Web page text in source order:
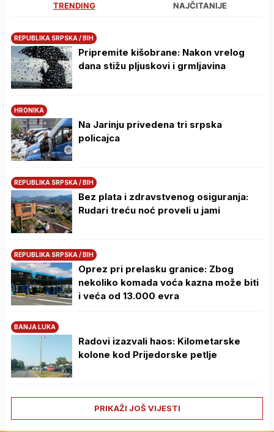
TRENDING NAJČITANIJE
REPUBLIKA SRPSKA / BIH
Pripremite kišobrane: Nakon vrelog
dana stižu pljuskovi i grmljavina
HRONIKA
Na Јarinju privedena tri srpska
policajca
REPUBLIKA SRPSKA / BIH
Bez plata i zdravstvenog osiguranja:
Rudari treću noć proveli u jami
REPUBLIKA SRPSKA / BIH
Oprez pri prelasku granice: Zbog
nekoliko komada voća kazna može biti
i veća od 13.000 evra
BANJA LUKA
Radovi izazvali haos: Kilometarske
kolone kod Prijedorske petlje
PRIKAŽI JOŠ VIJESTI